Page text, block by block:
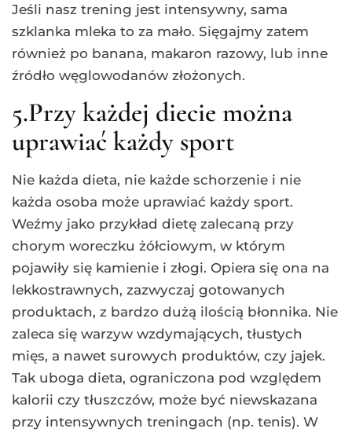
Jeśli nasz trening jest intensywny, sama
szklanka mleka to za mało. Sięgajmy zatem
również po banana, makaron razowy, lub inne
źródło węglowodanów złożonych.
5.Przy każdej diecie można
uprawiać każdy sport
Nie każda dieta, nie każde schorzenie i nie
każda osoba może uprawiać każdy sport.
Weźmy jako przykład dietę zalecaną przy
chorym woreczku żółciowym, w którym
pojawiły się kamienie i złogi. Opiera się ona na
lekkostrawnych, zazwyczaj gotowanych
produktach, z bardzo dużą ilością błonnika. Nie
zaleca się warzyw wzdymających, tłustych
mięs, a nawet surowych produktów, czy jajek.
Tak uboga dieta, ograniczona pod względem
kalorii czy tłuszczów, może być niewskazana
przy intensywnych treningach (np. tenis). W